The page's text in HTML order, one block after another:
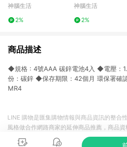
入)
神腦生活
2%
號2000mAh充電電
神腦生活
2%
商品描述
◆規格 : 4號AAA 碳鋅電池4入 ◆電壓：
份：碳鋅 ◆保存期限：42個月 環保署
MR4
LINE 購物是匯集購物情報與商品資訊的整合
風格做合作網路商家的延伸商品推薦，商品
商品至各合作網路商家，確認現售價與購物